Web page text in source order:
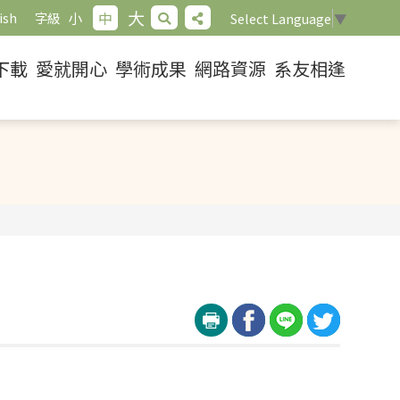
字級 小 中 大 Select Language ▼
載 愛就開心 學術成果 網路資源 系友相逢